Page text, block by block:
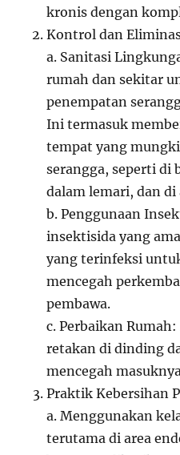
kronis dengan
Kontrol dan
a. Sanitasi
rumah dan sekitar
penempatan
Ini termasuk
tempat yang
serangga, seperti di
dalam lemari, dan
b. Penggunaan
insektisida yang
yang terinfeksi
mencegah
pembawa.
c. Perbaikan
retakan di dinding
mencegah
Praktik Kebersihan
a. Menggunakan
terutama di area